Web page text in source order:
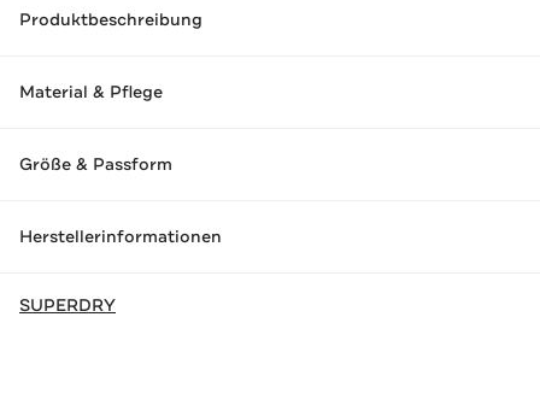
Produktbeschreibung
Material & Pflege
Größe & Passform
Herstellerinformationen
SUPERDRY